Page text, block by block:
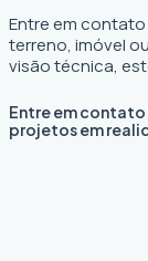
Entre em
terreno, imóvel
visão técnica,
Entre em contato
projetos em